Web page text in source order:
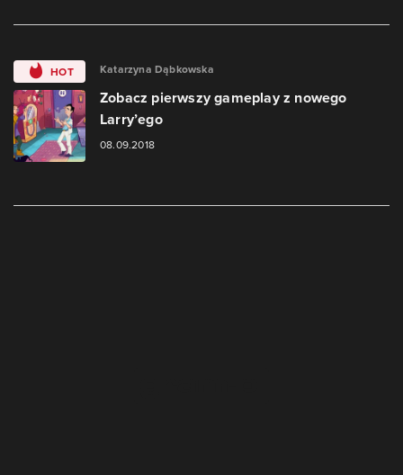
HOT Katarzyna Dąbkowska
Zobacz pierwszy gameplay z nowego
Larry’ego
08.09.2018